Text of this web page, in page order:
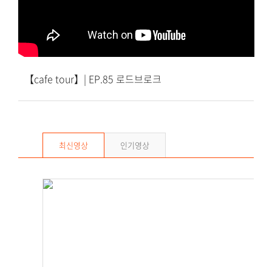
【cafe tour】| EP.85 로드브로크
최신영상 인기영상